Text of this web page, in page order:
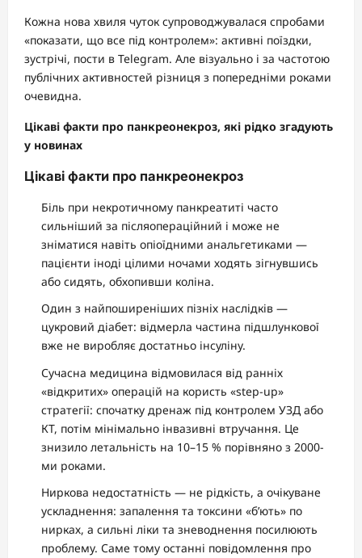
Кожна нова хвиля чуток супроводжувалася спробами
«показати, що все під контролем»: активні поїздки,
зустрічі, пости в Telegram. Але візуально і за частотою
публічних активностей різниця з попередніми роками
очевидна.
Цікаві факти про панкреонекроз, які рідко згадують
у новинах
Цікаві факти про панкреонекроз
Біль при некротичному панкреатиті часто
сильніший за післяопераційний і може не
зніматися навіть опіоїдними анальгетиками —
пацієнти іноді цілими ночами ходять зігнувшись
або сидять, обхопивши коліна.
Один з найпоширеніших пізніх наслідків —
цукровий діабет: відмерла частина підшлункової
вже не виробляє достатньо інсуліну.
Сучасна медицина відмовилася від ранніх
«відкритих» операцій на користь «step-up»
стратегії: спочатку дренаж під контролем УЗД або
КТ, потім мінімально інвазивні втручання. Це
знизило летальність на 10–15 % порівняно з 2000-
ми роками.
Ниркова недостатність — не рідкість, а очікуване
ускладнення: запалення та токсини «б’ють» по
нирках, а сильні ліки та зневоднення посилюють
проблему. Саме тому останні повідомлення про